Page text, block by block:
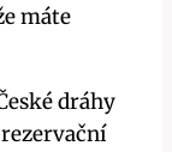
máte
dráhy